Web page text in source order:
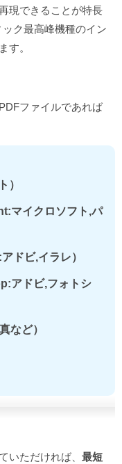
現できることが特長
ク最高峰機種のイン
す。
ファイルであれば
）
マイクロソフト,パ
ドビ,イラレ）
アドビ,フォトシ
など）
いただければ、 最短